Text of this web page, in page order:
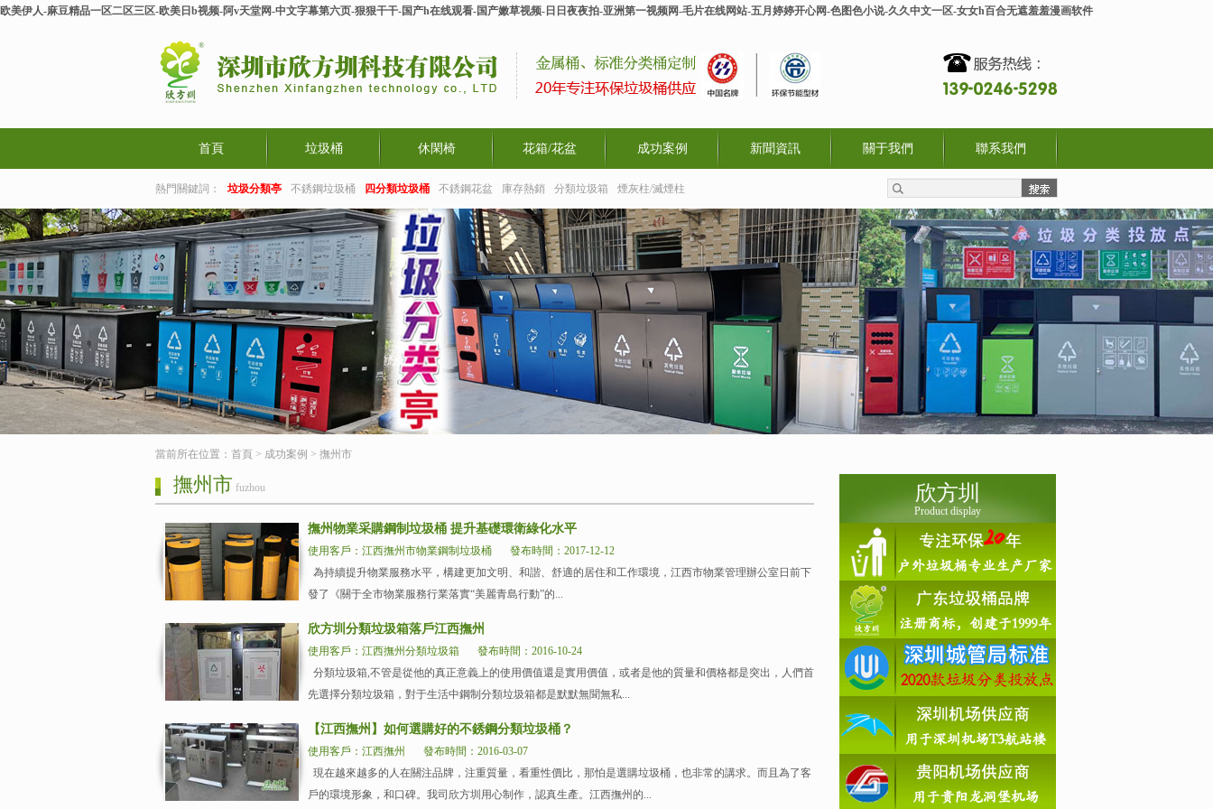
欧美伊人-麻豆精品一区二区三区-欧美日b视频-阿v天堂网-中文字幕第六页-狠狠干干-国产h在线观看-国产嫩草视频-日日夜夜拍-亚洲第一视频网-毛片在线网站-五月婷婷开心网-色图色小说-久久中文一区-女女h百合无遮羞羞漫画软件
首頁 垃圾桶 休閑椅 花箱/花盆 成功案例 新聞資訊 關于我們 聯系我們
熱門關鍵詞： 垃圾分類亭 不銹鋼垃圾桶 四分類垃圾桶 不銹鋼花盆 庫存熱銷 分類垃圾箱 煙灰柱/滅煙柱
當前所在位置： 首頁 > 成功案例 > 撫州市
撫州市 fuzhou
撫州物業采購鋼制垃圾桶 提升基礎環衛綠化水平
使用客戶：江西撫州市物業鋼制垃圾桶
發布時間：2017-12-12
為持續提升物業服務水平，構建更加文明、和諧、舒適的居住和工作環境，江西市物業管理辦公室日前下
發了《關于全市物業服務行業落實“美麗青島行動”的...
欣方圳分類垃圾箱落戶江西撫州
使用客戶：江西撫州分類垃圾箱
發布時間：2016-10-24
分類垃圾箱,不管是從他的真正意義上的使用價值還是實用價值，或者是他的質量和價格都是突出，人們首
先選擇分類垃圾箱，對于生活中鋼制分類垃圾箱都是默默無聞無私...
【江西撫州】如何選購好的不銹鋼分類垃圾桶？
使用客戶：江西撫州
發布時間：2016-03-07
現在越來越多的人在關注品牌，注重質量，看重性價比，那怕是選購垃圾桶，也非常的講求。而且為了客
戶的環境形象，和口碑。我司欣方圳用心制作，認真生產。江西撫州的...
欣方圳
Product display